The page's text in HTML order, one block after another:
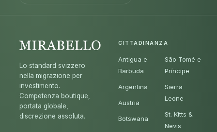
Lo standard svizzero
nella migrazione per
investimento.
Competenza boutique,
portata globale,
discrezione assoluta.
CITTADINANZA
Antigua e
Barbuda
Argentina
Austria
Botswana
São Tomé e
Príncipe
Sierra
Leone
St. Kitts &
Nevis